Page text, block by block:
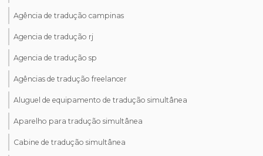
Agência de tradução campinas
Agencia de tradução rj
Agencia de tradução sp
Agências de tradução freelancer
Aluguel de equipamento de tradução simultânea
Aparelho para tradução simultânea
Cabine de tradução simultânea